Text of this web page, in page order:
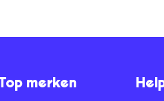
Top merken